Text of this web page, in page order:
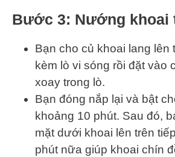
Bước 3: Nướng khoai
Bạn cho củ khoai lang lên
kèm lò vi sóng rồi đặt vào
xoay trong lò.
Bạn đóng nắp lại và bật
khoảng 10 phút. Sau đó,
mặt dưới khoai lên trên
phút nữa giúp khoai chín